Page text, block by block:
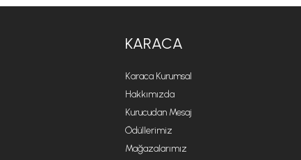
KARACA
Karaca Kurumsal
Hakkımızda
Kurucudan Mesaj
Ödüllerimiz
Mağazalarımız